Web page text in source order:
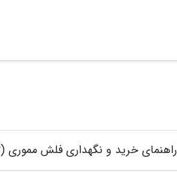
راهنمای خرید و نگهداری فلش مموری (flash memory)